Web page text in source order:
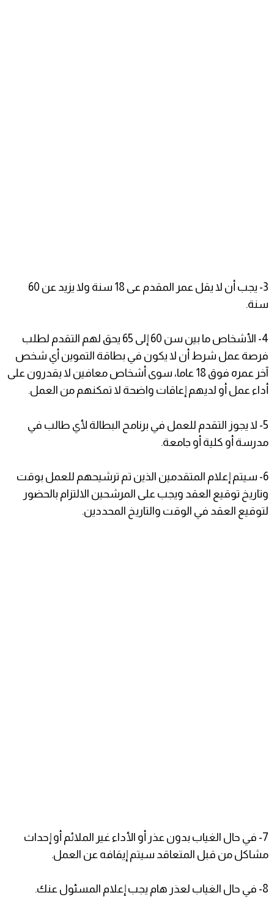
3- يجب أن لا يقل عمر المقدم عى 18 سنة ولا يزيد عن 60
سنة.
4- الأشخاص ما بين سن 60 إلى 65 يحق لهم التقدم لطلب
فرصة عمل شرط أن لا يكون في بطاقة التموين أي شخص
آخر عمره فوق 18 عاما، سوى أشخاص معافين لا يقدرون على
أداء عمل أو لديهم إعاقات واضحة لا تمكنهم من العمل.
5- لا يجوز التقدم للعمل في برنامح البطالة لأي طالب في
مدرسة أو كلية أو جامعة.
6- سيتم إعلام المتقدمين الذين تم ترشيحهم للعمل بوقت
وتاريخ توقيع العقد ويجب على المرشحين الالتزام بالحضور
لتوقيع العقد في الوقت والتاريخ المحددين.
7- في حال الغياب بدون عذر أو الأداء غير الملائم أو إحداث
مشاكل من قبل المتعاقد سيتم إيقافه عن العمل.
8- في حال الغياب لعذر هام يجب إعلام المسئول عنك.